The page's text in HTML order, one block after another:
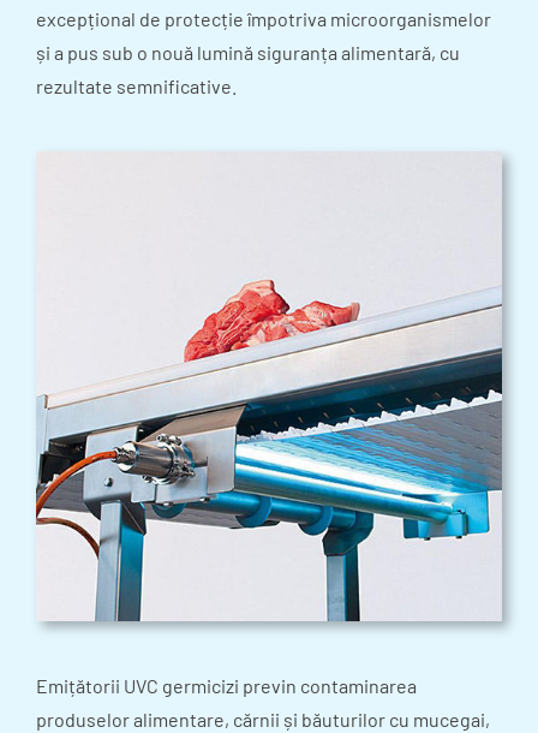
excepțional de protecție împotriva microorganismelor
și a pus sub o nouă lumină siguranța alimentară, cu
rezultate semnificative.
Emițătorii UVC germicizi previn contaminarea
produselor alimentare, cărnii și băuturilor cu mucegai,